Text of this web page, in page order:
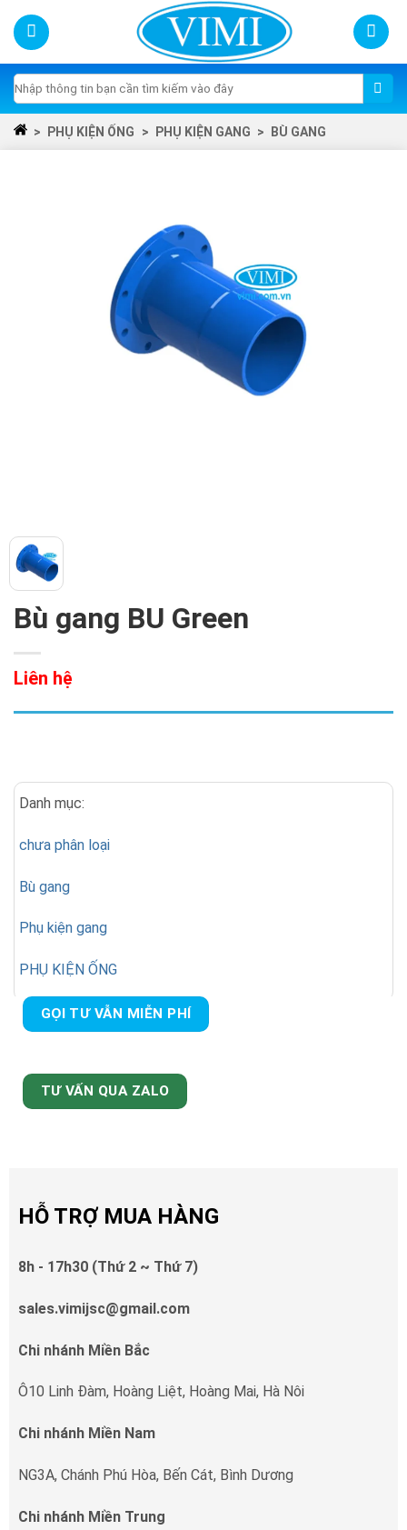
Skip
content
Tìm
kiếm:
> PHỤ KIỆN ỐNG > PHỤ KIỆN GANG > BÙ GANG
Bù gang BU Green
Liên hệ
Danh mục:
chưa phân loại
Bù gang
Phụ kiện gang
PHỤ KIỆN ỐNG
GỌI TƯ VẪN MIỄN PHÍ
TƯ VẤN QUA ZALO
HỖ TRỢ MUA HÀNG
8h - 17h30 (Thứ 2 ~ Thứ 7)
sales.vimijsc@gmail.com
Chi nhánh Miền Bắc
Ô10 Linh Đàm, Hoàng Liệt, Hoàng Mai, Hà Nôi
Chi nhánh Miền Nam
NG3A, Chánh Phú Hòa, Bến Cát, Bình Dương
Chi nhánh Miền Trung